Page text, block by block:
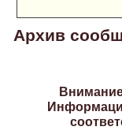
Архив